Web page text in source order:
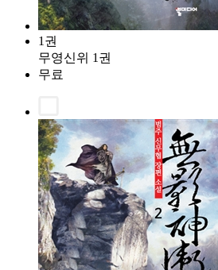
1권
무영신위 1권
무료